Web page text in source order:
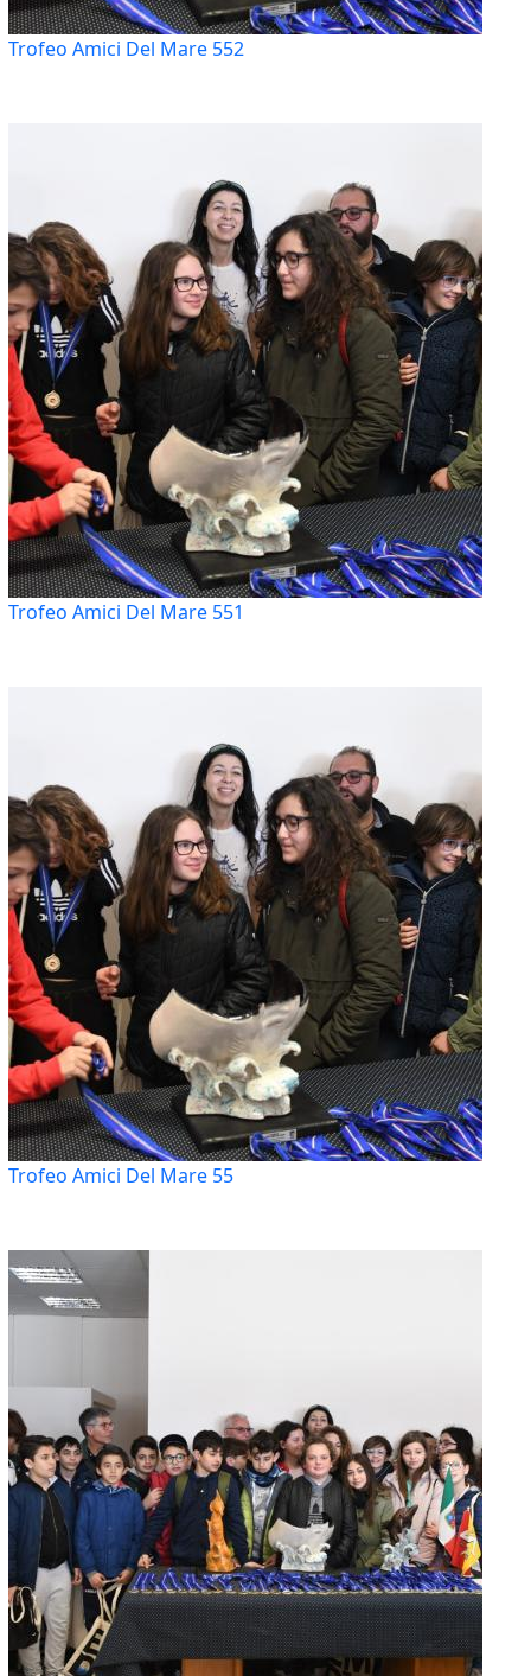
Trofeo Amici Del Mare 552
Trofeo Amici Del Mare 551
Trofeo Amici Del Mare 55